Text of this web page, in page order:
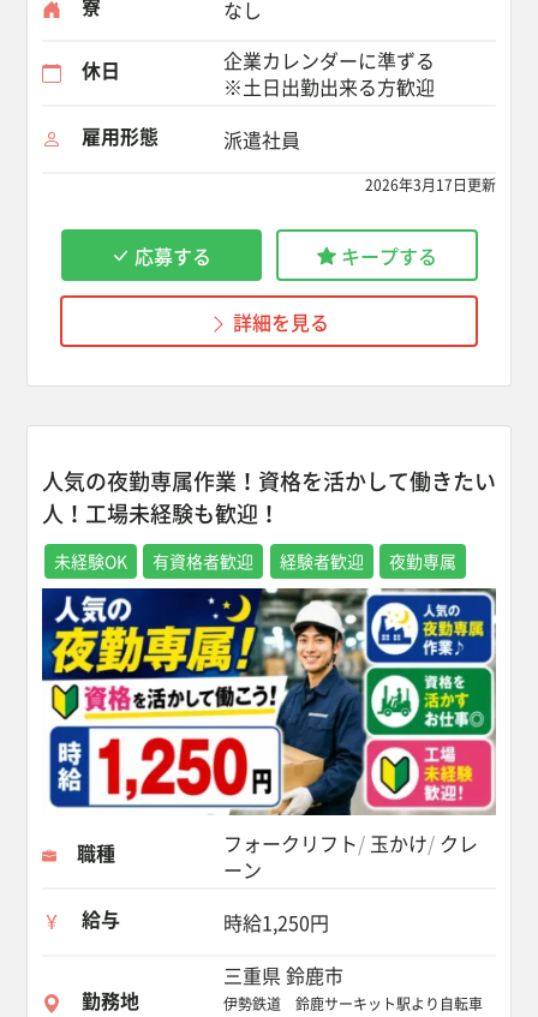
寮 なし
休日
企業カレンダーに準ずる
※土日出勤出来る方歓迎
雇用形態
派遣社員
2026年3月17日更新
応募する キープする
詳細を見る
人気の夜勤専属作業！資格を活かして働きたい
人！工場未経験も歓迎！
未経験OK 有資格者歓迎 経験者歓迎 夜勤専属
職種 フォークリフト 玉かけ クレ
ーン
給与
時給1,250円
勤務地
三重県 鈴鹿市
伊勢鉄道 鈴鹿サーキット駅より自転車